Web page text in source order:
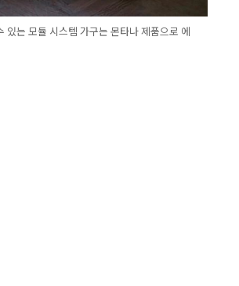
있는 모듈 시스템 가구는 몬타나 제품으로 에